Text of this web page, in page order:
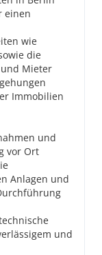
einen
wie
die
Mieter
Immobilien
und
vor Ort
Anlagen und
und